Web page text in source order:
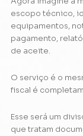
escopo técnico,
equipamentos,
pagamento,
de aceite.
O serviço é o
fiscal é
Esse será um
que tratam